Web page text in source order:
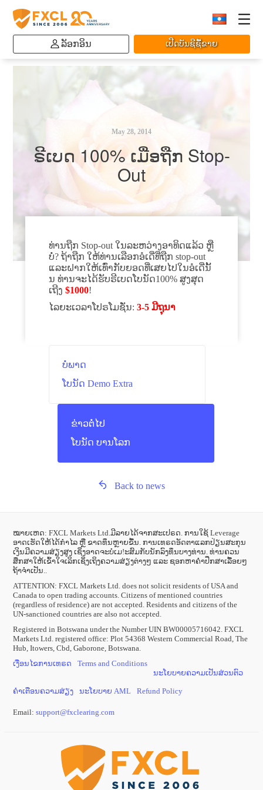
ລັອກອິນ ເປີດບັນຊີຊື້ຂາຍ
May 28, 2014
ຣີເບດ 100% ເມື່ອຖືກ Stop-
Out
ທ່ານຖືກ Stop-out ໃນລະຫວ່າງອາທິດແລ້ວ ຫຼື
ບໍ່? ຖ້າຖືກ ໃຫ້ທ່ານເລືອກອໍເດີ່ທີ່ຖືກ stop-out
ແລະຝາກໃຫ້ເທົ່າກັບຍອດທີ່ເສຍໄປໃນອໍເດີ່ນັ້
ນ ທ່ານຈະໄດ້ຮັບຣີເບດໂບນັດ100% ສູງສຸດ
ເຖີງ $1000!
ໄລຍະເວລາໂປຣໂມຊັ່ນ: 3-5 ມີຖຸນາ
ບໍ່ພາດ
ໂບນັດ Demo Extra
ຂ່າວຕໍ່ໄປ
ໂບນັດ ບານໂລກ
Back to news
ໝາຍເຫດ: FXCL Markets Ltd.ມີລາຍໄດ້ຈາກສະເປຣດ. ການໃຊ້ Leverage
ອາດເຮັດໃຫ້ໄດ້ກຳໄລ ຫຼື ຂາດທຶນຫຼາຍຂື້ນ. ການເທຣດອັດຕາແລກປ່ຽນສະກຸນ
ເງິນມີຄວາມສ່ຽງສູງ ເຊິ່ງອາດຈະບໍ່ເມ!ະສົມກັບນັກລົງທຶນບາງທ່ານ. ທ່ານຄວນ
ສຶກສາໃຫ້ເຂົ້າໃຈເລິກເຊິ່ງເຖິງຄວາມສ່ຽງຕ່າງໆ ແລະ ຊອກຫາຄຳປຶກສາເລື້ອຍໆ
ຖ້າຈຳເປັນ..
ATTENTION: FXCL Markets Ltd. does not solicit residents of USA and
Canada to open trading accounts. Citizens of mentioned countries
(regardless of residence) are not accepted. Residents and citizens of the
UN-sanctioned countries are also not accepted.
Registered in Botswana under the Number UIN BW00005716042. FXCL
Markets Ltd. registered office: Plot 54368 Western Commercial Road, The
Hub, Itowers, Cbd, Gaborone, Botswana.
ເງື່ອນໄຂການເທຣດ
Terms and Conditions
ນະໂຍບາຍຄວາມເປັນສ່ວນຕົວ
ຄຳເຕືອນຄວາມສ່ຽງ ນະໂຍບາຍ AML Refund Policy
Email:support@fxclearing.com